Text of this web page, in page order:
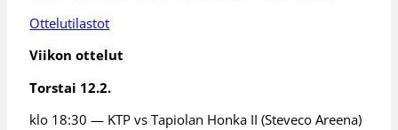
Ottelutilastot
Viikon ottelut
Torstai 12.2.
klo 18:30 — KTP vs Tapiolan Honka II (Steveco Areena)